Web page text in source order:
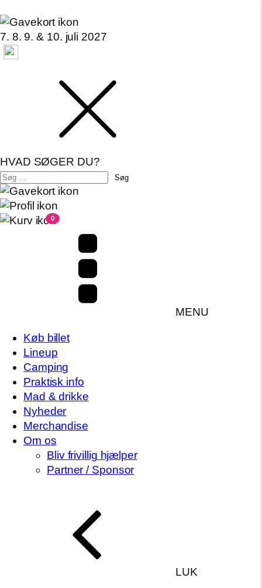
7. 8. 9. & 10. juli 2027
HVAD SØGER DU?
Søg
efter:
0
MENU
Køb billet
Lineup
Camping
Praktisk info
Mad & drikke
Nyheder
Merchandise
Om os
Bliv frivillig hjælper
Partner / Sponsor
LUK